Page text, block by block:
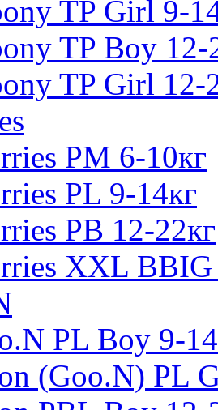
TP Girl 9-
TP Boy 12-
TP Girl 12-
PM 6-10кг
PL 9-14кг
PB 12-22кг
XXL BBIG
PL Boy 9-
(Goo.N) PL